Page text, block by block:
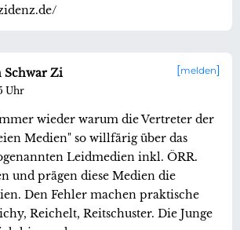
melden
Schwar Zi
Uhr
wieder warum die Vertreter der
Medien" so willfärig über das
Leidmedien inkl. ÖRR.
und prägen diese Medien die
Den Fehler machen praktische
Reichelt, Reitschuster. Die Junge